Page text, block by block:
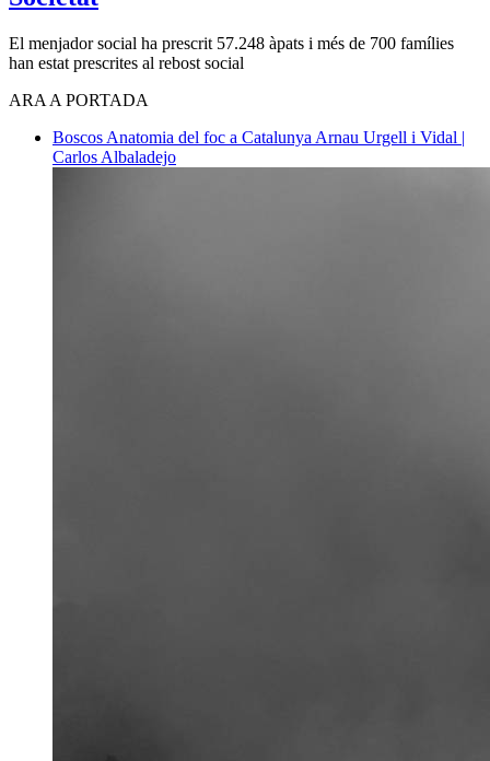
El menjador social ha prescrit 57.248 àpats i més de 700 famílies
han estat prescrites al rebost social
ARA A PORTADA
Boscos Anatomia del foc a Catalunya Arnau Urgell i Vidal |
Carlos Albaladejo